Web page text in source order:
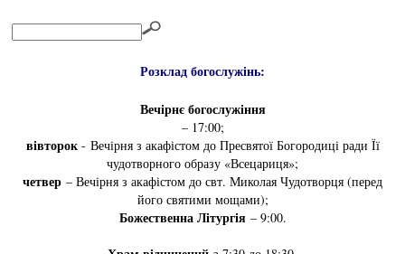
Розклад богослужінь:
Вечірнє богослужіння
– 17:00;
вівторок- Вечірня з акафістом до Пресвятої Богородиці ради Її
чудотворного образу «Всецариця»;
четвер – Вечірня з акафістом до свт. Миколая Чудотворця (перед
його святими мощами);
Божественна Літургія– 9:00.